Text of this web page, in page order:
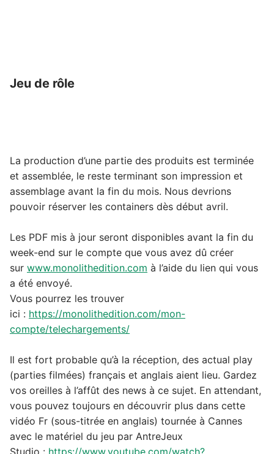
Jeu de rôle
La production d’une partie des produits est terminée
et assemblée, le reste terminant son impression et
assemblage avant la fin du mois. Nous devrions
pouvoir réserver les containers dès début avril.
Les PDF mis à jour seront disponibles avant la fin du
week-end sur le compte que vous avez dû créer
sur www.monolithedition.com à l’aide du lien qui vous
a été envoyé.
Vous pourrez les trouver
ici : https://monolithedition.com/mon-
compte/telechargements/
Il est fort probable qu’à la réception, des actual play
(parties filmées) français et anglais aient lieu. Gardez
vos oreilles à l’affût des news à ce sujet. En attendant,
vous pouvez toujours en découvrir plus dans cette
vidéo Fr (sous-titrée en anglais) tournée à Cannes
avec le matériel du jeu par AntreJeux
Studio : https://www.youtube.com/watch?